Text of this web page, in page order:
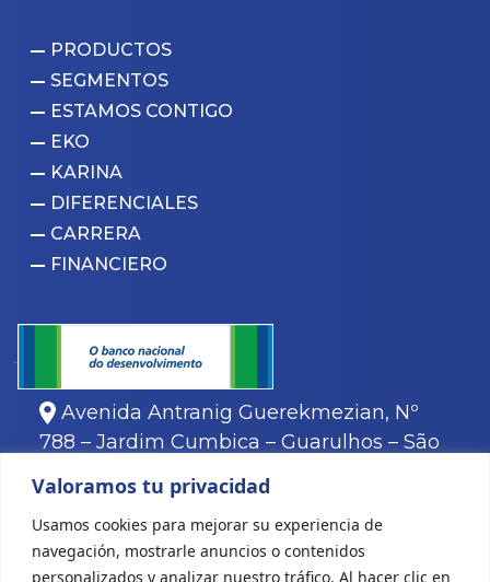
Valoramos tu privacidad
Usamos cookies para mejorar su experiencia de
navegación, mostrarle anuncios o contenidos
personalizados y analizar nuestro tráfico. Al hacer clic en
Avenida Antranig Guerekmezian, Nº
788 – Jardim Cumbica – Guarulhos – São
113466-8088
PRODUCTOS
SEGMENTOS
ESTAMOS CONTIGO
EKO
KARINA
DIFERENCIALES
CARRERA
FINANCIERO